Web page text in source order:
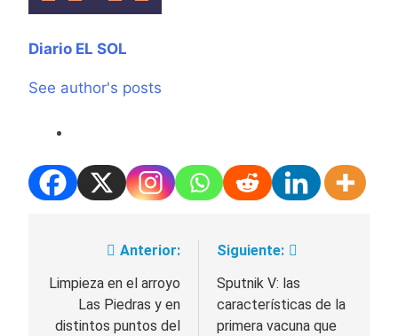
Diario EL SOL
See author's posts
Navegación
de
entradas
Anterior:
Limpieza en el arroyo
Las Piedras y en
distintos puntos del
Siguiente:
Sputnik V: las
características de la
primera vacuna que